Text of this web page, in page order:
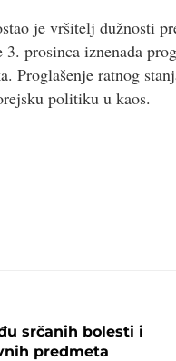
je vršitelj dužnosti
prosinca iznenada
ratnog
politiku u kaos.
srčanih bolesti i
predmeta